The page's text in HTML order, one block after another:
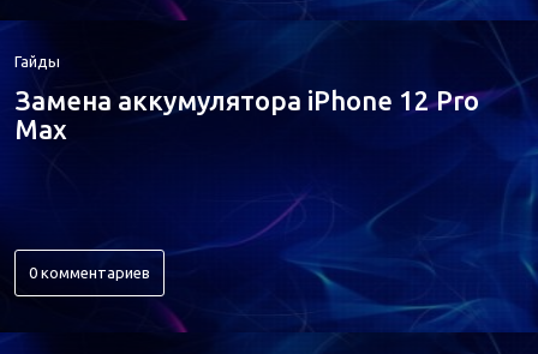
Гайды
Замена аккумулятора iPhone 12 Pro
Max
0 комментариев